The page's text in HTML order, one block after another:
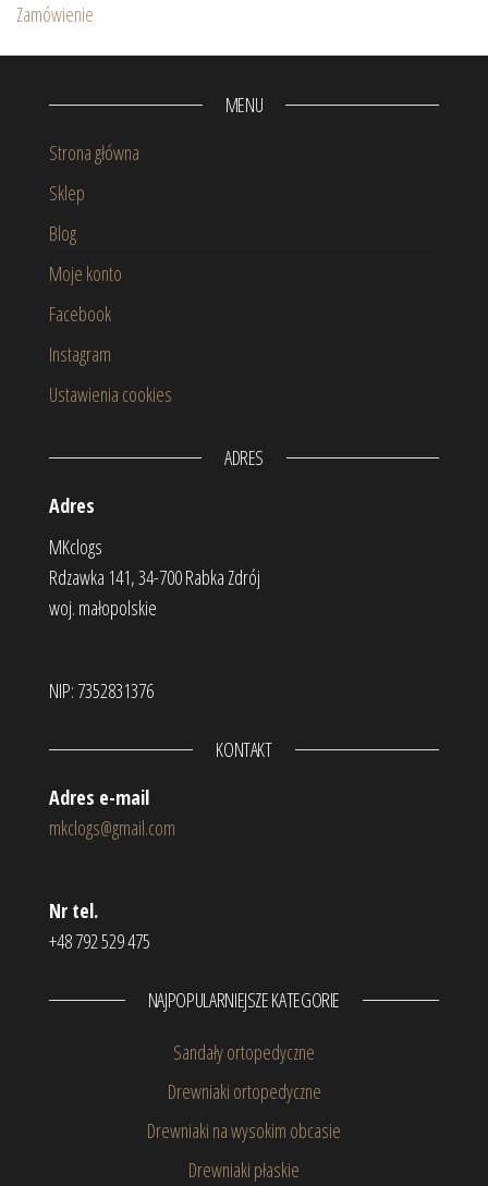
Zamówienie
MENU
Strona główna
Sklep
Blog
Moje konto
Facebook
Instagram
Ustawienia cookies
ADRES
Adres
MKclogs
Rdzawka 141, 34-700 Rabka Zdrój
woj. małopolskie
NIP: 7352831376
KONTAKT
Adres e-mail
mkclogs@gmail.com
Nr tel.
+48 792 529 475
NAJPOPULARNIEJSZE KATEGORIE
Sandały ortopedyczne
Drewniaki ortopedyczne
Drewniaki na wysokim obcasie
Drewniaki płaskie